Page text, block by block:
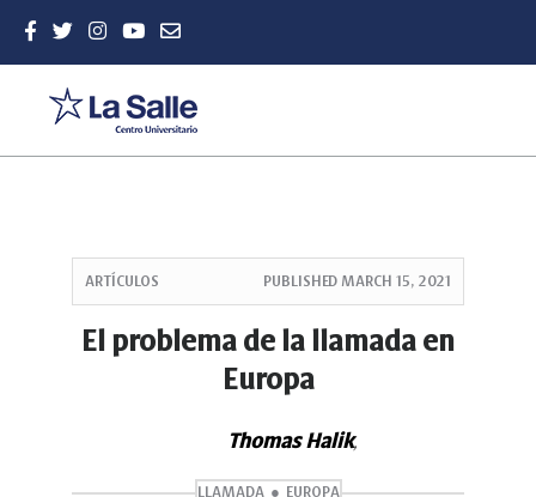
ARTÍCULOS PUBLISHED MARCH 15, 2021
El problema de la llamada en
Europa
Thomas Halik,
LLAMADA EUROPA